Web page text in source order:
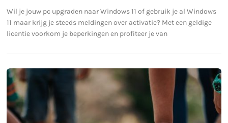
Wil je jouw pc upgraden naar Windows 11 of gebruik je al Windows
11 maar krijg je steeds meldingen over activatie? Met een geldige
licentie voorkom je beperkingen en profiteer je van